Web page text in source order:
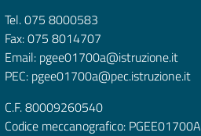
Tel. 075 8000583
Fax: 075 8014707
Email: pgee01700a@istruzione.it
PEC: pgee01700a@pec.istruzione.it
C.F. 80009260540
Codice meccanografico: PGEE01700A